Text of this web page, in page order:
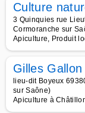
Culture
3 Quinquies rue
Cormoranche sur
Apiculture, Produit
Gilles Gallon
lieu-dit Boyeux
sur Saône)
Apiculture à